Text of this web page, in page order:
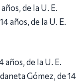
de la U. E.
años, de la U. E.
de la U. E.
Gómez, de 14